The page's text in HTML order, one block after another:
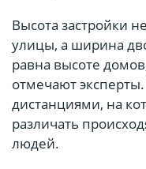
Высота застройки
улицы, а ширина
равна высоте
отмечают
дистанциями, на
различать
людей.